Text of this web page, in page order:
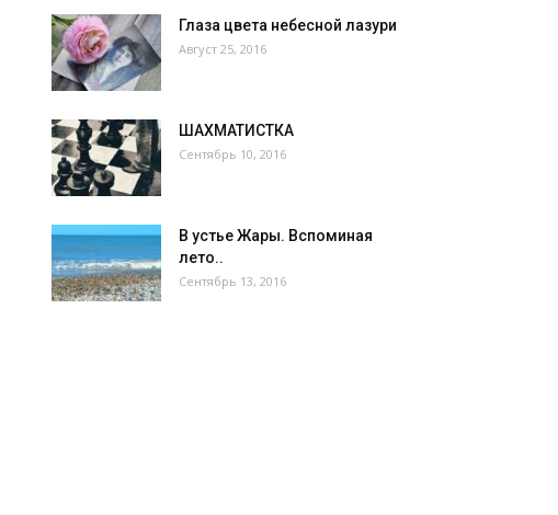
Глаза цвета небесной лазури
Август 25, 2016
ШАХМАТИСТКА
Сентябрь 10, 2016
В устье Жары. Вспоминая
лето..
Сентябрь 13, 2016